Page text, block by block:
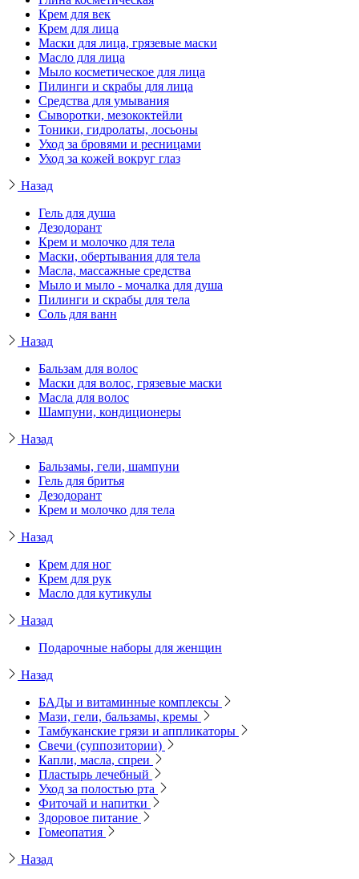
Крем для век
Крем для лица
Маски для лица, грязевые маски
Масло для лица
Мыло косметическое для лица
Пилинги и скрабы для лица
Средства для умывания
Сыворотки, мезококтейли
Тоники, гидролаты, лосьоны
Уход за бровями и ресницами
Уход за кожей вокруг глаз
Назад
Гель для душа
Дезодорант
Крем и молочко для тела
Маски, обертывания для тела
Масла, массажные средства
Мыло и мыло - мочалка для душа
Пилинги и скрабы для тела
Соль для ванн
Назад
Бальзам для волос
Маски для волос, грязевые маски
Масла для волос
Шампуни, кондиционеры
Назад
Бальзамы, гели, шампуни
Гель для бритья
Дезодорант
Крем и молочко для тела
Назад
Крем для ног
Крем для рук
Масло для кутикулы
Назад
Подарочные наборы для женщин
Назад
БАДы и витаминные комплексы
Мази, гели, бальзамы, кремы
Тамбуканские грязи и аппликаторы
Свечи (суппозитории)
Капли, масла, спреи
Пластырь лечебный
Уход за полостью рта
Фиточай и напитки
Здоровое питание
Гомеопатия
Назад